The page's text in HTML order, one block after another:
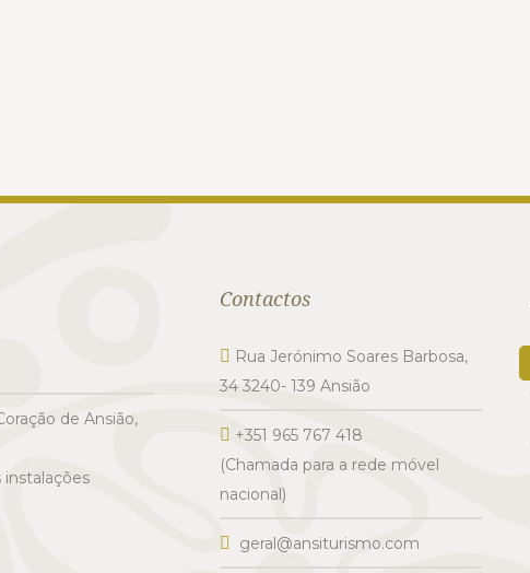
de Ansião,
Contactos
Rua Jerónimo Soares Barbosa,
34 3240- 139 Ansião
+351 965 767 418
(Chamada para a rede móvel
nacional)
geral@ansiturismo.com